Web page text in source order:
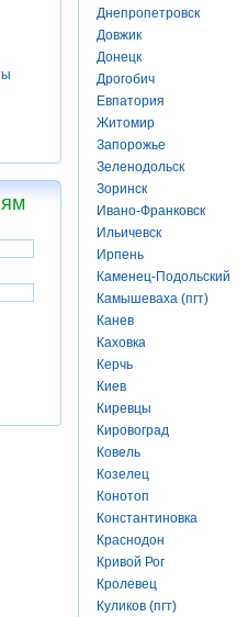
Днепропетровск
Довжик
Донецк
Дрогобич
Евпатория
Житомир
Запорожье
Зеленодольск
Зоринск
Ивано-Франковск
Ильичевск
Ирпень
Каменец-Подольский
Камышеваха (пгт)
Канев
Каховка
Керчь
Киев
Киревцы
Кировоград
Ковель
Козелец
Конотоп
Константиновка
Краснодон
Кривой Рог
Кролевец
Куликов (пгт)